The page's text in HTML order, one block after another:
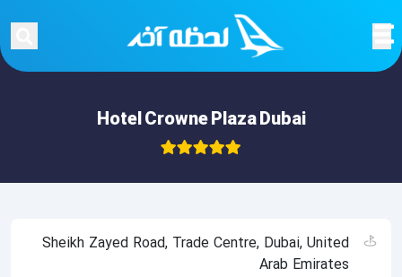
Hotel Crowne Plaza Dubai
Sheikh Zayed Road, Trade Centre, Dubai, United
Arab Emirates